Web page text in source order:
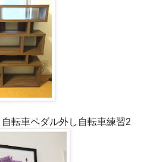
転車ペダル外し自転車練習2